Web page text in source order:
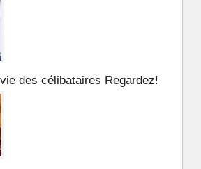
des célibataires Regardez!